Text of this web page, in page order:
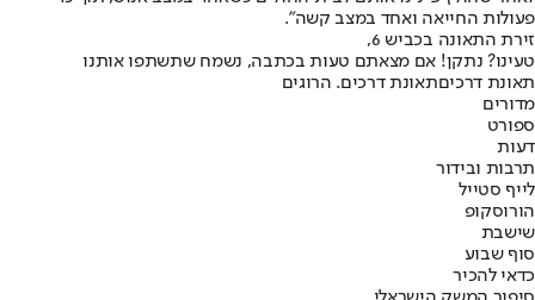
פעולות החייאה ואחד במצב קשה".
זירת התאונה בכביש 6,
טעינו? נתקן! אם מצאתם טעות בכתבה, נשמח שתשתפו אותנו
תאונת דרכיםתאונת דרכים. הרוגים
מדורים
ספורט
דעות
תרבות ובידור
לייף סטייל
הורוסקופ
שישבת
סוף שבוע
כדאי להכיר